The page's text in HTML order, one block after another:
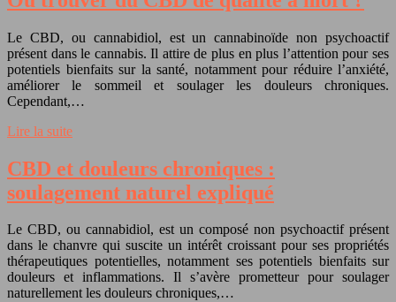
Le CBD, ou cannabidiol, est un cannabinoïde non psychoactif
présent dans le cannabis. Il attire de plus en plus l’attention pour ses
potentiels bienfaits sur la santé, notamment pour réduire l’anxiété,
améliorer le sommeil et soulager les douleurs chroniques.
Cependant,…
Lire la suite
CBD et douleurs chroniques :
soulagement naturel expliqué
Le CBD, ou cannabidiol, est un composé non psychoactif présent
dans le chanvre qui suscite un intérêt croissant pour ses propriétés
thérapeutiques potentielles, notamment ses potentiels bienfaits sur
douleurs et inflammations. Il s’avère prometteur pour soulager
naturellement les douleurs chroniques,…